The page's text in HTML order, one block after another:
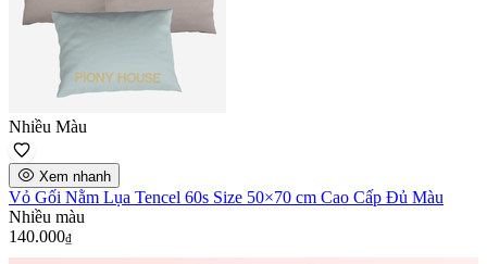
Nhiều Màu
Xem nhanh
Vỏ Gối Nằm Lụa Tencel 60s Size 50×70 cm Cao Cấp Đủ Màu
Nhiều màu
140.000₫